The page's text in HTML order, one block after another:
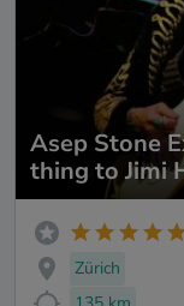
Asep Stone
thing to Jimi
Zürich